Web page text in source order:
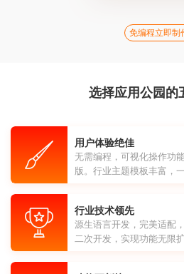
免编程立即制
选择应用公园的
用户体验绝佳
无需编程，可视化操作功
版。行业主题模板丰富，
行业技术领先
源生语言开发，完美适配
二次开发，实现功能无限